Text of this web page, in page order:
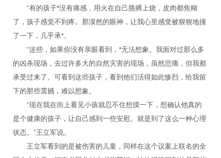
“有的孩子*没有痛感，用火在自己胳膊上烧，皮肉都焦糊
了，孩子感觉不到疼。那漠然的眼神，让我心里感觉被狠狠地撞
了一下，几乎承*。
“这些，如果你没有亲眼看到，*无法想象。我面对过那么多
的凶杀现场，去过许多大的自然灾害的现场，虽然悲痛，但我都
承受过来了。可看到这些孩子，看到他们活得如此惨烈，给我留
下的那些震撼，难以想象。
“现在我在街上看见小孩就忍不住想摸一下，想确认他真的
是个健康的孩子，让自己感到一些安慰。就是到了这么一种心理
状态。”王立军说。
王立军看到的是被伤害的儿童，同样在这个议案上联名的全